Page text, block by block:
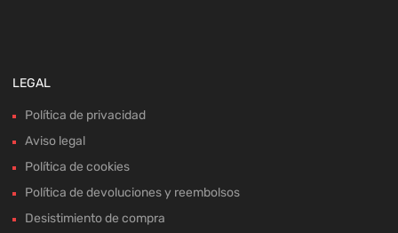
LEGAL
Política de privacidad
Aviso legal
Política de cookies
Política de devoluciones y reembolsos
Desistimiento de compra